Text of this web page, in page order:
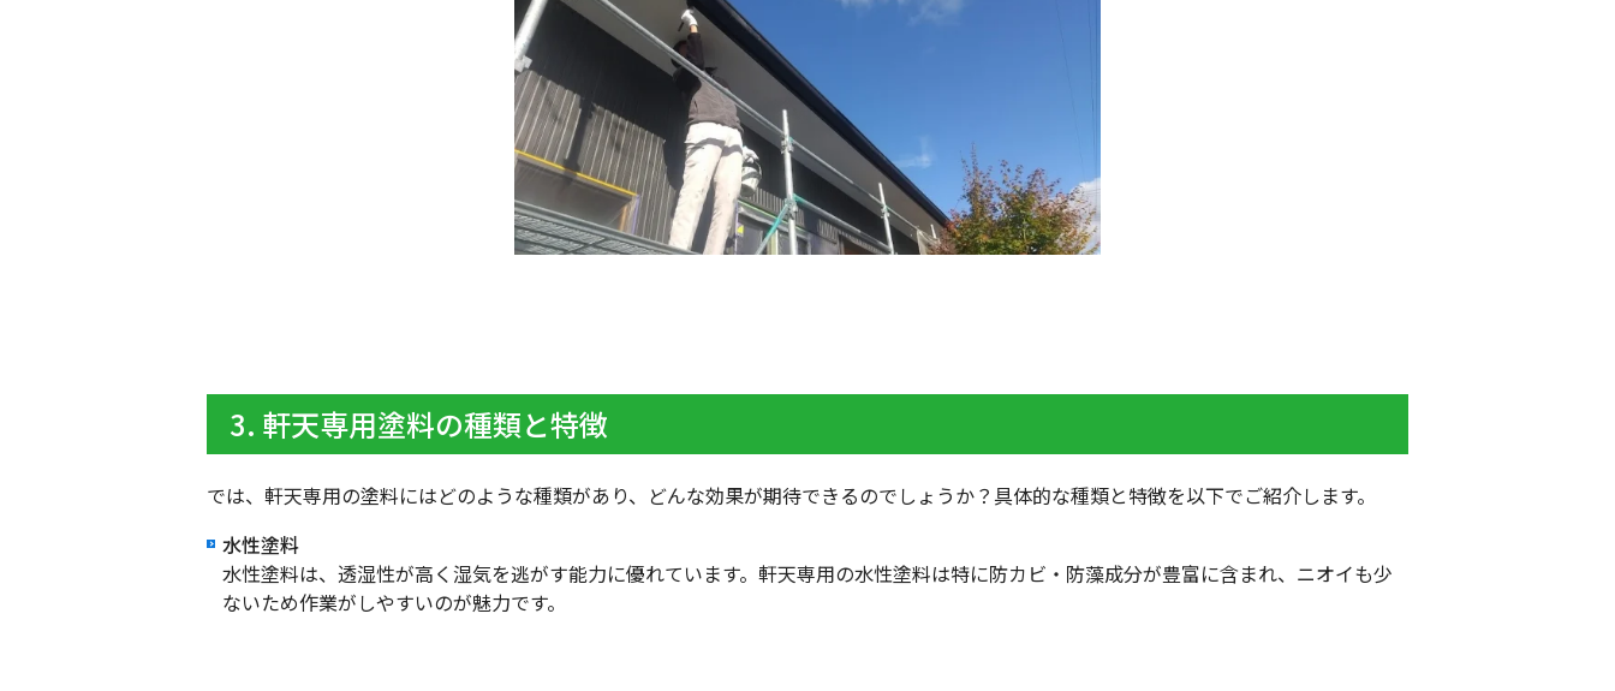
3. 軒天専用塗料の種類と特徴
では、軒天専用の塗料にはどのような種類があり、どんな効果が期待できるのでしょうか？具体的な種類と特徴を以下でご紹介します。
水性塗料
水性塗料は、透湿性が高く湿気を逃がす能力に優れています。軒天専用の水性塗料は特に防カビ・防藻成分が豊富に含まれ、ニオイも少
ないため作業がしやすいのが魅力です。